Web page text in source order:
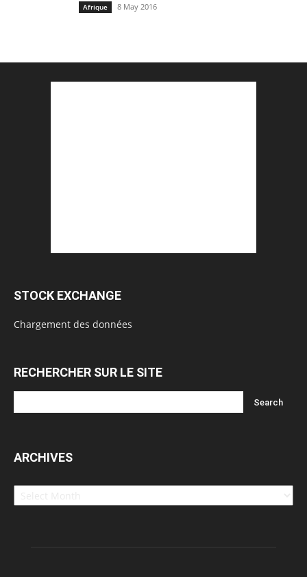
Afrique 8 May 2016
STOCK EXCHANGE
Chargement des données
RECHERCHER SUR LE SITE
ARCHIVES
Archives